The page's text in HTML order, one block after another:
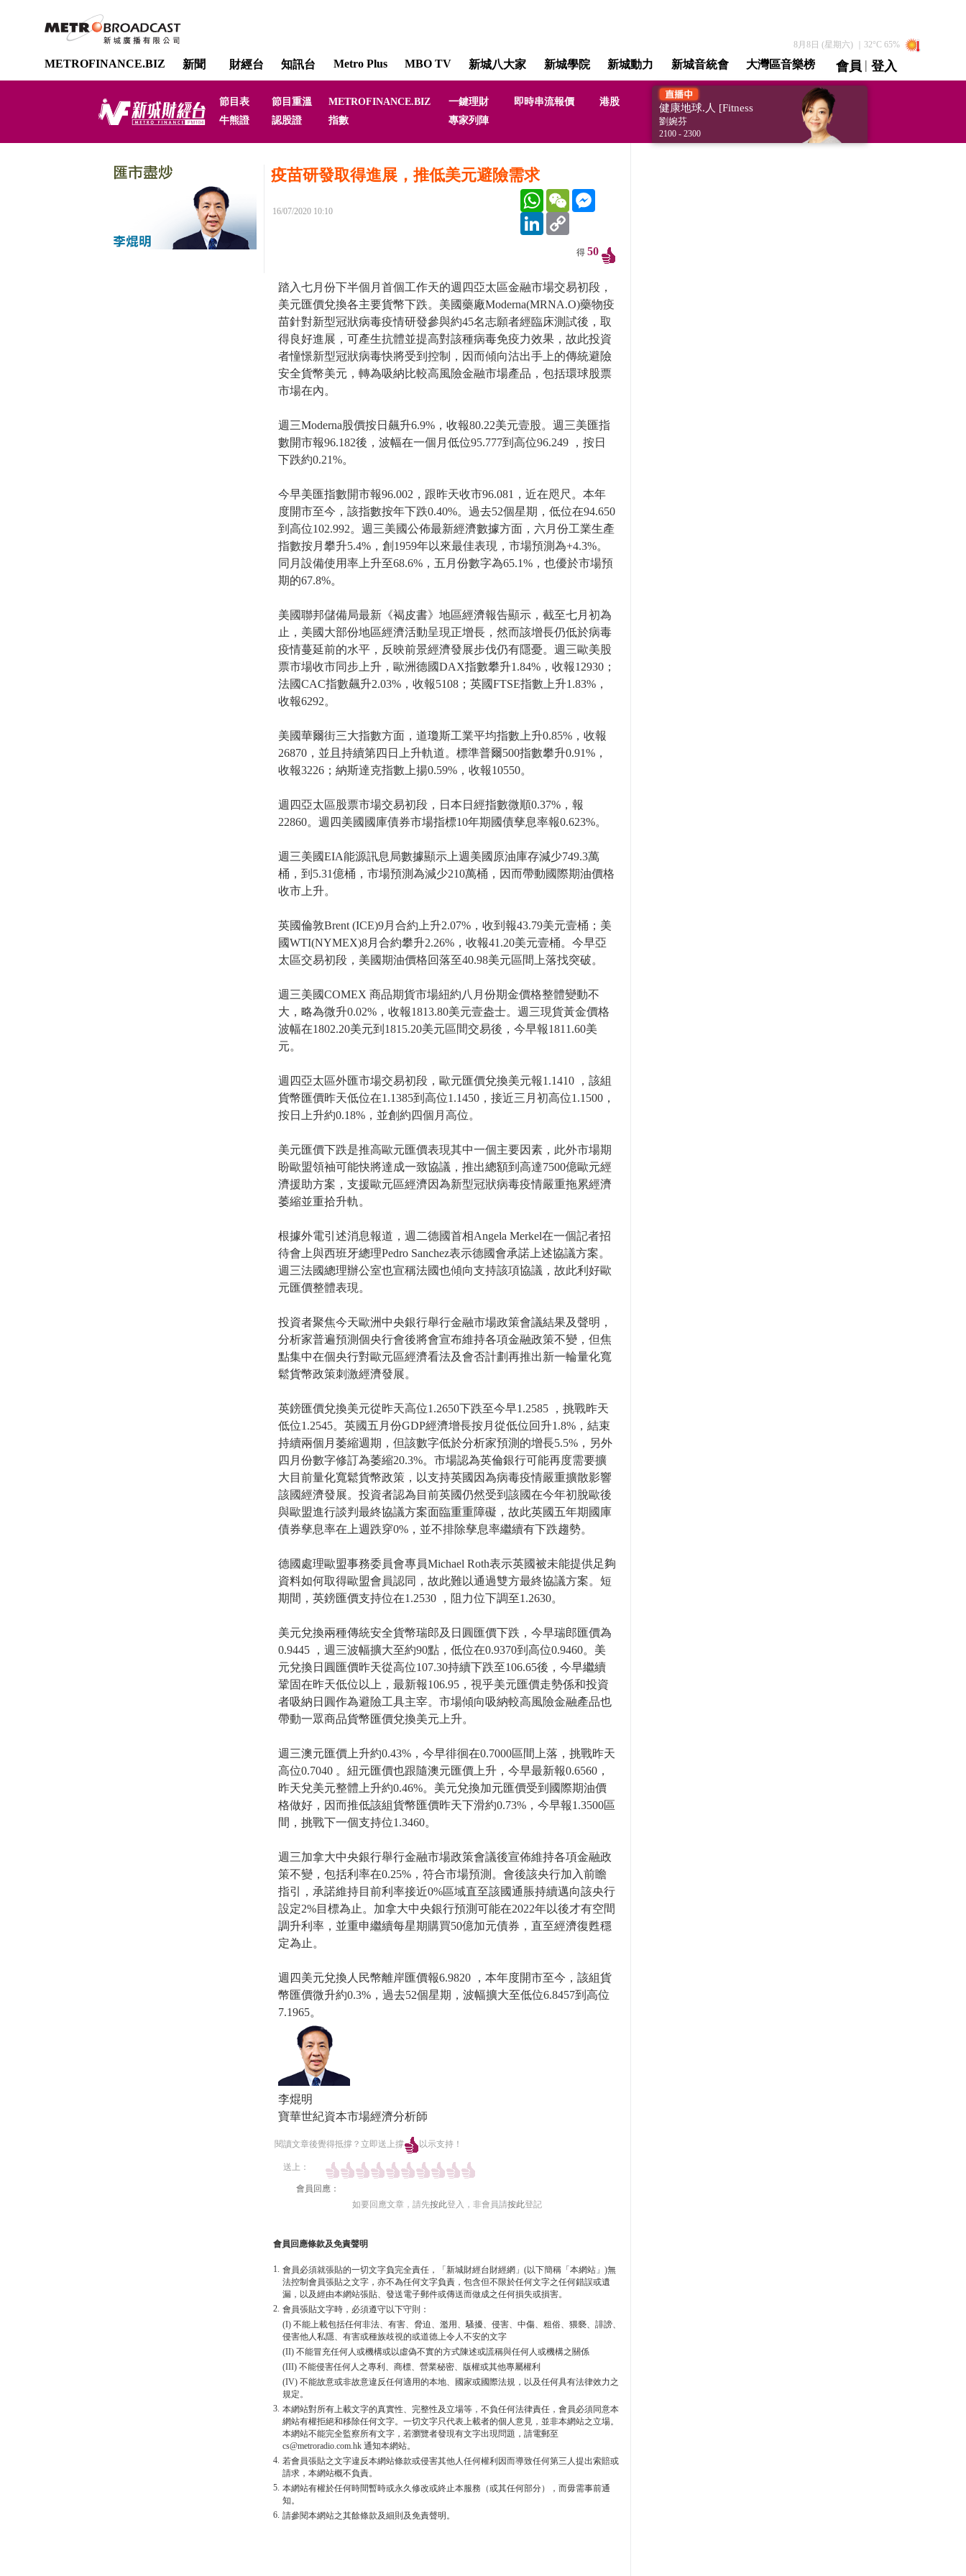
8月8日 (星期六) ｜ 32°C 65%
METROFINANCE.BIZ 新聞 財經台 知訊台 Metro Plus MBO TV 新城八大家 新城學院 新城動力 新城音統會 大灣區音樂榜 會員 | 登入
直播 / 重溫
節目表 節目重溫 METROFINANCE.BIZ 一鍵理財 即時串流報價
港股
牛熊證
認股證 指數 專家列陣
健康地球.人 [Fitness
for All]
劉婉芬
2100 - 2300
疫苗研發取得進展，推低美元避險需求
16/07/2020 10:10
WhatsAppWeChat
LinkedIn
得 50
踏入七月份下半個月首個工作天的週四亞太區金融市場交易初段，
美元匯價兌換各主要貨幣下跌。美國藥廠Moderna(MRNA.O)藥物疫
苗針對新型冠狀病毒疫情研發參與約45名志願者經臨床測試後，取
得良好進展，可產生抗體並提高對該種病毒免疫力效果，故此投資
者憧憬新型冠狀病毒快將受到控制，因而傾向沽出手上的傳統避險
安全貨幣美元，轉為吸納比較高風險金融市場產品，包括環球股票
市場在內。
週三Moderna股價按日飆升6.9%，收報80.22美元壹股。週三美匯指
數開市報96.182後，波幅在一個月低位95.777到高位96.249 ，按日
下跌約0.21%。
今早美匯指數開市報96.002，跟昨天收市96.081，近在咫尺。本年
度開市至今，該指數按年下跌0.40%。過去52個星期，低位在94.650
到高位102.992。週三美國公佈最新經濟數據方面，六月份工業生產
指數按月攀升5.4%，創1959年以來最佳表現，市場預測為+4.3%。
同月設備使用率上升至68.6%，五月份數字為65.1%，也優於市場預
期的67.8%。
美國聯邦儲備局最新《褐皮書》地區經濟報告顯示，截至七月初為
止，美國大部份地區經濟活動呈現正增長，然而該增長仍低於病毒
疫情蔓延前的水平，反映前景經濟發展步伐仍有隱憂。週三歐美股
票市場收市同步上升，歐洲德國DAX指數攀升1.84%，收報12930；
法國CAC指數飆升2.03%，收報5108；英國FTSE指數上升1.83%，
收報6292。
美國華爾街三大指數方面，道瓊斯工業平均指數上升0.85%，收報
26870，並且持續第四日上升軌道。標準普爾500指數攀升0.91%，
收報3226；納斯達克指數上揚0.59%，收報10550。
週四亞太區股票市場交易初段，日本日經指數微順0.37%，報
22860。週四美國國庫債券市場指標10年期國債孳息率報0.623%。
週三美國EIA能源訊息局數據顯示上週美國原油庫存減少749.3萬
桶，到5.31億桶，市場預測為減少210萬桶，因而帶動國際期油價格
收市上升。
英國倫敦Brent (ICE)9月合約上升2.07%，收到報43.79美元壹桶；美
國WTI(NYMEX)8月合約攀升2.26%，收報41.20美元壹桶。今早亞
太區交易初段，美國期油價格回落至40.98美元區間上落找突破。
週三美國COMEX 商品期貨市場紐約八月份期金價格整體變動不
大，略為微升0.02%，收報1813.80美元壹盎士。週三現貨黃金價格
波幅在1802.20美元到1815.20美元區間交易後，今早報1811.60美
元。
週四亞太區外匯市場交易初段，歐元匯價兌換美元報1.1410 ，該組
貨幣匯價昨天低位在1.1385到高位1.1450，接近三月初高位1.1500，
按日上升約0.18%，並創約四個月高位。
美元匯價下跌是推高歐元匯價表現其中一個主要因素，此外市場期
盼歐盟領袖可能快將達成一致協議，推出總額到高達7500億歐元經
濟援助方案，支援歐元區經濟因為新型冠狀病毒疫情嚴重拖累經濟
萎縮並重拾升軌。
根據外電引述消息報道，週二德國首相Angela Merkel在一個記者招
待會上與西班牙總理Pedro Sanchez表示德國會承諾上述協議方案。
週三法國總理辦公室也宣稱法國也傾向支持該項協議，故此利好歐
元匯價整體表現。
投資者聚焦今天歐洲中央銀行舉行金融市場政策會議結果及聲明，
分析家普遍預測個央行會後將會宣布維持各項金融政策不變，但焦
點集中在個央行對歐元區經濟看法及會否計劃再推出新一輪量化寬
鬆貨幣政策刺激經濟發展。
英鎊匯價兌換美元從昨天高位1.2650下跌至今早1.2585 ，挑戰昨天
低位1.2545。英國五月份GDP經濟增長按月從低位回升1.8%，結束
持續兩個月萎縮週期，但該數字低於分析家預測的增長5.5%，另外
四月份數字修訂為萎縮20.3%。市場認為英倫銀行可能再度需要擴
大目前量化寬鬆貨幣政策，以支持英國因為病毒疫情嚴重擴散影響
該國經濟發展。投資者認為目前英國仍然受到該國在今年初脫歐後
與歐盟進行談判最終協議方案面臨重重障礙，故此英國五年期國庫
債券孳息率在上週跌穿0%，並不排除孳息率繼續有下跌趨勢。
德國處理歐盟事務委員會專員Michael Roth表示英國被未能提供足夠
資料如何取得歐盟會員認同，故此難以通過雙方最終協議方案。短
期間，英鎊匯價支持位在1.2530 ，阻力位下調至1.2630。
美元兌換兩種傳統安全貨幣瑞郎及日圓匯價下跌，今早瑞郎匯價為
0.9445 ，週三波幅擴大至約90點，低位在0.9370到高位0.9460。美
元兌換日圓匯價昨天從高位107.30持續下跌至106.65後，今早繼續
鞏固在昨天低位以上，最新報106.95，視乎美元匯價走勢係和投資
者吸納日圓作為避險工具主宰。市場傾向吸納較高風險金融產品也
帶動一眾商品貨幣匯價兌換美元上升。
週三澳元匯價上升約0.43%，今早徘徊在0.7000區間上落，挑戰昨天
高位0.7040 。紐元匯價也跟隨澳元匯價上升，今早最新報0.6560，
昨天兌美元整體上升約0.46%。美元兌換加元匯價受到國際期油價
格做好，因而推低該組貨幣匯價昨天下滑約0.73%，今早報1.3500區
間，挑戰下一個支持位1.3460。
週三加拿大中央銀行舉行金融市場政策會議後宣佈維持各項金融政
策不變，包括利率在0.25%，符合市場預測。會後該央行加入前瞻
指引，承諾維持目前利率接近0%區域直至該國通脹持續邁向該央行
設定2%目標為止。加拿大中央銀行預測可能在2022年以後才有空間
調升利率，並重申繼續每星期購買50億加元債券，直至經濟復甦穩
定為止。
週四美元兌換人民幣離岸匯價報6.9820 ，本年度開市至今，該組貨
幣匯價微升約0.3%，過去52個星期，波幅擴大至低位6.8457到高位
7.1965。
李焜明
寶華世紀資本市場經濟分析師
閱讀文章後覺得抵撐？立即送上撐 以示支持！
送上：
會員回應：
如要回應文章，請先按此登入，非會員請按此登記
會員回應條款及免責聲明
1. 會員必須就張貼的一切文字負完全責任，「新城財經台財經網」(以下簡稱「本網站」)無
法控制會員張貼之文字，亦不為任何文字負責，包含但不限於任何文字之任何錯誤或遺
漏，以及經由本網站張貼、發送電子郵件或傳送而做成之任何損失或損害。
2. 會員張貼文字時，必須遵守以下守則：
(I) 不能上載包括任何非法、有害、脅迫、濫用、騷擾、侵害、中傷、粗俗、猥褻、誹謗、
侵害他人私隱、有害或種族歧視的或道德上令人不安的文字
(II) 不能冒充任何人或機構或以虛偽不實的方式陳述或謊稱與任何人或機構之關係
(III) 不能侵害任何人之專利、商標、營業秘密、版權或其他專屬權利
(IV) 不能故意或非故意違反任何適用的本地、國家或國際法規，以及任何具有法律效力之
規定。
3. 本網站對所有上載文字的真實性、完整性及立場等，不負任何法律責任，會員必須同意本
網站有權拒絕和移除任何文字。一切文字只代表上載者的個人意見，並非本網站之立場。
本網站不能完全監察所有文字，若瀏覽者發現有文字出現問題，請電郵至
cs@metroradio.com.hk 通知本網站。
4. 若會員張貼之文字違反本網站條款或侵害其他人任何權利因而導致任何第三人提出索賠或
請求，本網站概不負責。
5. 本網站有權於任何時間暫時或永久修改或終止本服務（或其任何部分），而毋需事前通
知。
6. 請參閱本網站之其餘條款及細則及免責聲明。